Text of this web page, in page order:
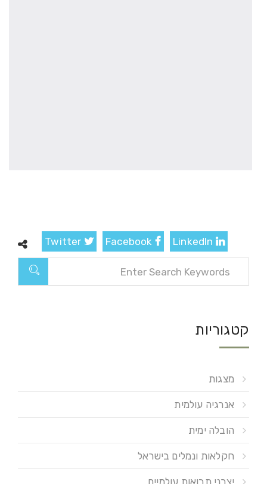
קטגוריות
מצגות
אנרגיה עולמית
הובלה ימית
חקלאות ונמלים בישראל